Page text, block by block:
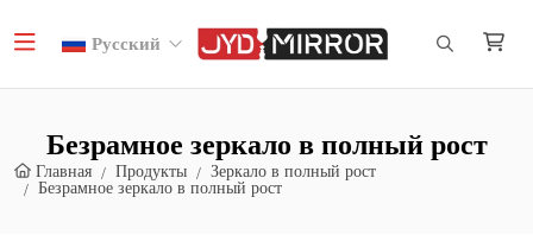
Русский
Безрамное зеркало в полный рост
Главная Продукты
Зеркало в полный рост
Безрамное зеркало в полный рост